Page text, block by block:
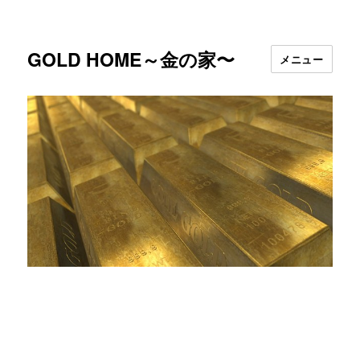
GOLD HOME～金の家〜 メニュー